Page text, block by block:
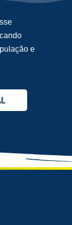
e